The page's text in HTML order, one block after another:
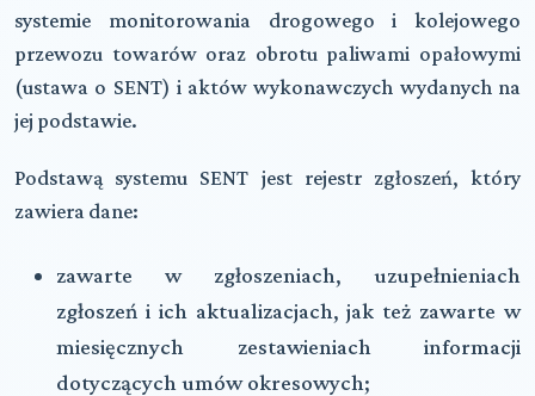
systemie monitorowania drogowego i kolejowego
przewozu towarów oraz obrotu paliwami opałowymi
(ustawa o SENT) i aktów wykonawczych wydanych na
jej podstawie.
Podstawą systemu SENT jest rejestr zgłoszeń, który
zawiera dane:
zawarte w zgłoszeniach, uzupełnieniach
zgłoszeń i ich aktualizacjach, jak też zawarte w
miesięcznych zestawieniach informacji
dotyczących umów okresowych;